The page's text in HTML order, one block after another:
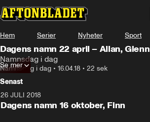
Hem Serier Nyheter Sport
Dagens namn 22 april – Allan, Glenn
Namnsdag i dag
Namnsdag i dag • 16.04.18 • 22 sek
Se mer
Senast
26 JULI 2018
Dagens namn 16 oktober, Finn